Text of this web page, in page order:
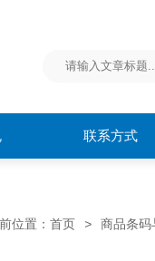
联系方式
位置： 首页 > 商品条码